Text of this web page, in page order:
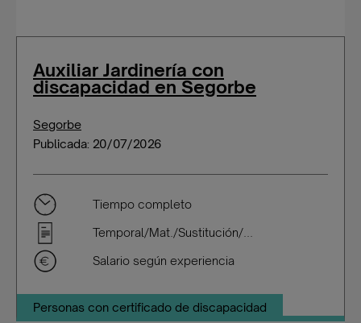
Auxiliar Jardinería con
discapacidad en Segorbe
Segorbe
Publicada: 20/07/2026
Tiempo completo
Temporal/Mat./Sustitución/...
Salario según experiencia
Personas con certificado de discapacidad